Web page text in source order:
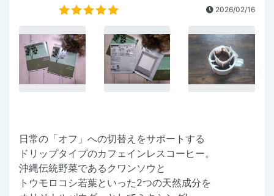
2026/02/16
日常の「オフ」への切替えをサポートする
ドリップタイプのカフェインレスコーヒー。
沖縄伝統野菜であるクワンソウと
トウモロコシ若葉といった2つの天然成分を